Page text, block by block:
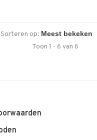
Sorteren op:
Toon 1 - 6 van 6